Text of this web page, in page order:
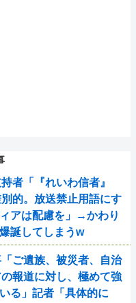
者「『れいわ信者』
別的。放送禁止用語にす
アは配慮を」→かわり
誕してしまうw
「ご遺族、被災者、自治
報道に対し、極めて強
る」記者「具体的に